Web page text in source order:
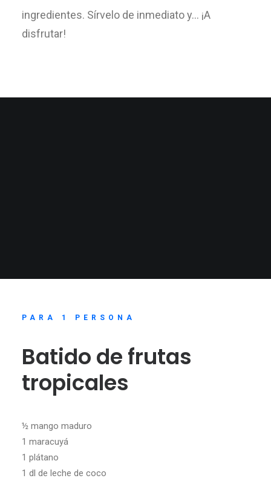
ingredientes. Sírvelo de inmediato y… ¡A
disfrutar!
PARA 1 PERSONA
Batido de frutas
tropicales
½ mango maduro
1 maracuyá
1 plátano
1 dl de leche de coco